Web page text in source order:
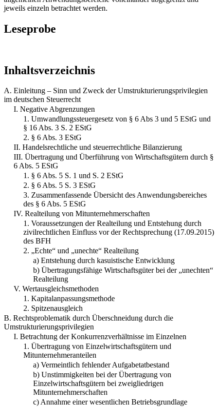
jeweils einzeln betrachtet werden.
Leseprobe
Inhaltsverzeichnis
A. Einleitung – Sinn und Zweck der Umstrukturierungsprivilegien
im deutschen Steuerrecht
I. Negative Abgrenzungen
1. Umwandlungssteuergesetz von § 6 Abs 3 und 5 EStG und
§ 16 Abs. 3 S. 2 EStG
2. § 6 Abs. 3 EStG
II. Handelsrechtliche und steuerrechtliche Bilanzierung
III. Übertragung und Überführung von Wirtschaftsgütern durch §
6 Abs. 5 EStG
1. § 6 Abs. 5 S. 1 und S. 2 EStG
2. § 6 Abs. 5 S. 3 EStG
3. Zusammenfassende Übersicht des Anwendungsbereiches
des § 6 Abs. 5 EStG
IV. Realteilung von Mitunternehmerschaften
1. Voraussetzungen der Realteilung und Entstehung durch
zivilrechtlichen Einfluss vor der Rechtsprechung (17.09.2015)
des BFH
2. „Echte“ und „unechte“ Realteilung
a) Entstehung durch kasuistische Entwicklung
b) Übertragungsfähige Wirtschaftsgüter bei der „unechten“
Realteilung
V. Wertausgleichsmethoden
1. Kapitalanpassungsmethode
2. Spitzenausgleich
B. Rechtsproblematik durch Überschneidung durch die
Umstrukturierungsprivilegien
I. Betrachtung der Konkurrenzverhältnisse im Einzelnen
1. Übertragung von Einzelwirtschaftsgütern und
Mitunternehmeranteilen
a) Vermeintlich fehlender Aufgabetatbestand
b) Unstimmigkeiten bei der Übertragung von
Einzelwirtschaftsgütern bei zweigliedrigen
Mitunternehmerschaften
c) Annahme einer wesentlichen Betriebsgrundlage